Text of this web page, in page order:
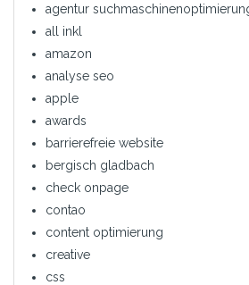
agentur
all inkl
amazon
analyse seo
apple
awards
barrierefreie website
bergisch gladbach
check onpage
contao
content optimierung
creative
css